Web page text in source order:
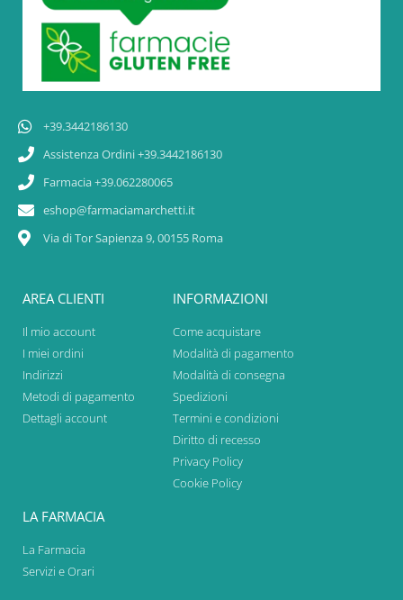
+39.3442186130
Assistenza Ordini +39.3442186130
Farmacia +39.062280065
eshop@farmaciamarchetti.it
Via di Tor Sapienza 9, 00155 Roma
AREA CLIENTI
Il mio account
I miei ordini
Indirizzi
Metodi di pagamento
Dettagli account
INFORMAZIONI
Come acquistare
Modalità di pagamento
Modalità di consegna
Spedizioni
Termini e condizioni
Diritto di recesso
Privacy Policy
Cookie Policy
LA FARMACIA
La Farmacia
Servizi e Orari